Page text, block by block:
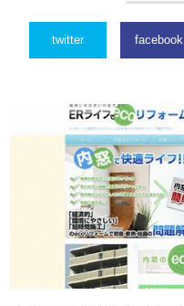
twitter facebook